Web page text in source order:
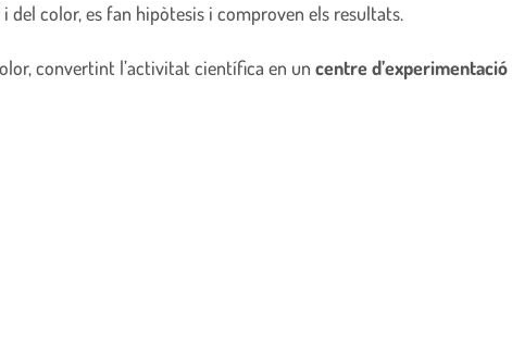
color, es fan hipòtesis i comproven els resultats.
convertint l’activitat científica en un centre